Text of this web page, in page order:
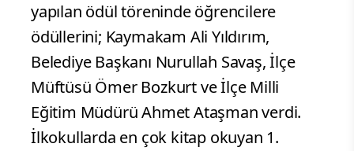
yapılan ödül töreninde öğrencilere
ödüllerini; Kaymakam Ali Yıldırım,
Belediye Başkanı Nurullah Savaş, İlçe
Müftüsü Ömer Bozkurt ve İlçe Milli
Eğitim Müdürü Ahmet Ataşman verdi.
İlkokullarda en çok kitap okuyan 1.